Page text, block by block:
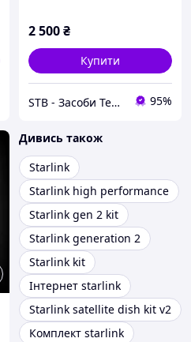
2 500₴
Купити
STB - Засоби Технічної Безпеки 95%
Дивись також
Starlink
Starlink high performance
Starlink gen 2 kit
Starlink generation 2
Starlink kit
Інтернет starlink
Starlink satellite dish kit v2
Комплект starlink